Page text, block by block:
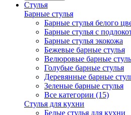
Стулья
Барные стулья
Барные стулья белого
Барные стулья с
Барные стулья экокожа
Бежевые барные стулья
Велюровые барные
Голубые барные стулья
Деревянные барные
Зеленые барные стулья
Все категории (15)
Стулья для кухни
Белые стулья для кухни